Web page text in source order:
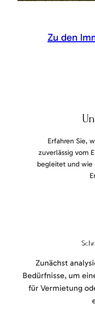
Zu den
Erfahren Sie,
zuverlässig vom
begleitet und wie
Zunächst
Bedürfnisse, um
für Vermietung